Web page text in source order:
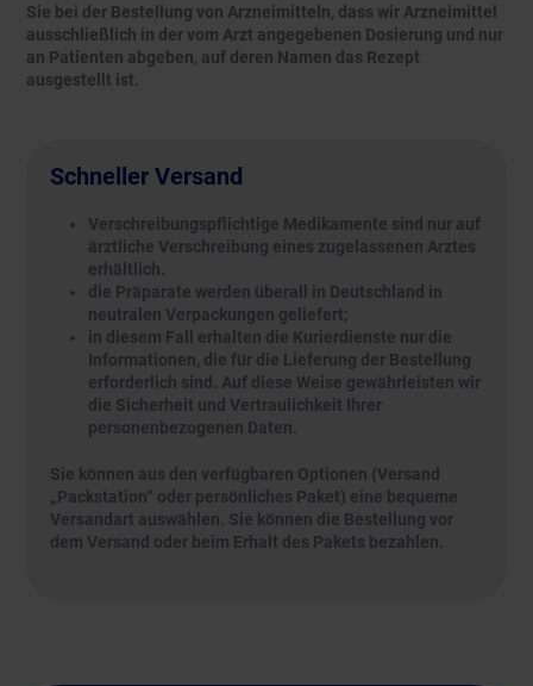
Sie bei der Bestellung von Arzneimitteln, dass wir Arzneimittel
ausschließlich in der vom Arzt angegebenen Dosierung und nur
an Patienten abgeben, auf deren Namen das Rezept
ausgestellt ist.
Schneller Versand
Verschreibungspflichtige Medikamente sind nur auf
ärztliche Verschreibung eines zugelassenen Arztes
erhältlich.
die Präparate werden überall in Deutschland in
neutralen Verpackungen geliefert;
in diesem Fall erhalten die Kurierdienste nur die
Informationen, die für die Lieferung der Bestellung
erforderlich sind. Auf diese Weise gewährleisten wir
die Sicherheit und Vertraulichkeit Ihrer
personenbezogenen Daten.
Sie können aus den verfügbaren Optionen (Versand
„Packstation“ oder persönliches Paket) eine bequeme
Versandart auswählen. Sie können die Bestellung vor
dem Versand oder beim Erhalt des Pakets bezahlen.